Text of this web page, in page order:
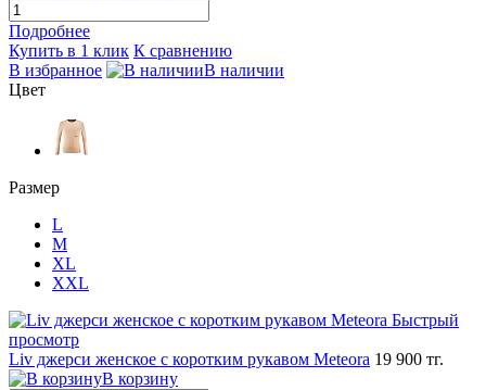
Подробнее
Купить в 1 клик К сравнению
В избранное
В наличии
Цвет
Размер
L
M
XL
XXL
Быстрый
просмотр
Liv джерси женское с коротким рукавом Meteora 19 900 тг.
В корзину